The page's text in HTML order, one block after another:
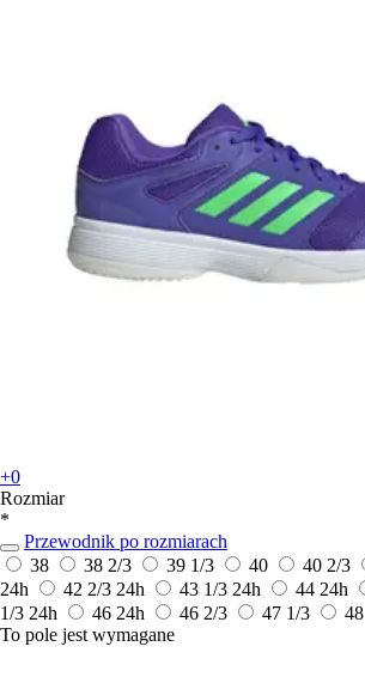
+0
Rozmiar
*
Przewodnik po rozmiarach
38
38 2/3 39 1/3 40 40 2/3
24h
42 2/3 24h 43 1/3 24h 44 24h
1/3 24h 46 24h 46 2/3 47 1/3 48
To pole jest wymagane